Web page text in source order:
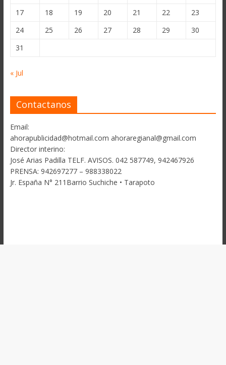
17
18 19 20 21 22
23
24
25 26 27 28 29
30
31
« Jul
Contactanos
Email:
ahorapublicidad@hotmail.com ahoraregianal@gmail.com
Director interino:
José Arias Padilla TELF. AVISOS. 042 587749, 942467926
PRENSA: 942697277 – 988338022
Jr. España N° 211Barrio Suchiche • Tarapoto